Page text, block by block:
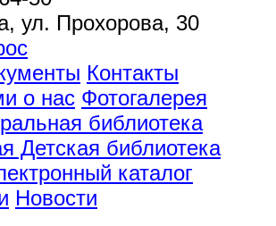
ул. Прохорова, 30
Контакты
о нас Фотогалерея
библиотека
Детская библиотека
каталог
Новости